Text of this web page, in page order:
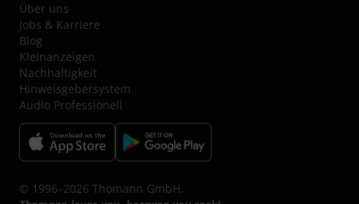
Über uns
Jobs & Karriere
Blog
Kleinanzeigen
Nachhaltigkeit
Hinweisgebersystem
Audio Professionell
© 1996–2026 Thomann GmbH.